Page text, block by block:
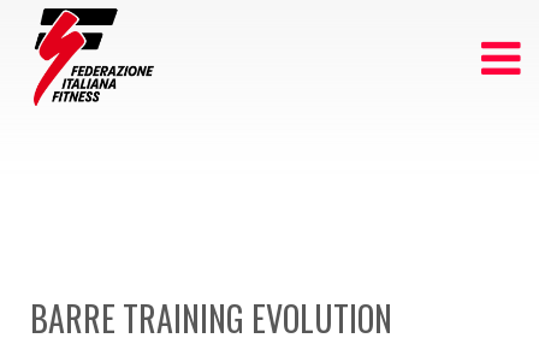
BARRE TRAINING EVOLUTION